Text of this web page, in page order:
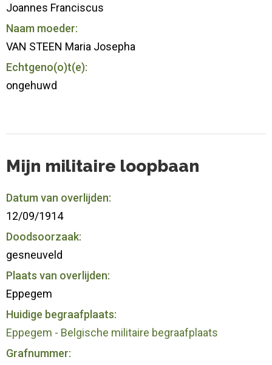
Joannes Franciscus
Naam moeder:
VAN STEEN Maria Josepha
Echtgeno(o)t(e):
ongehuwd
Mijn militaire loopbaan
Datum van overlijden:
12/09/1914
Doodsoorzaak:
gesneuveld
Plaats van overlijden:
Eppegem
Huidige begraafplaats:
Eppegem - Belgische militaire begraafplaats
Grafnummer: